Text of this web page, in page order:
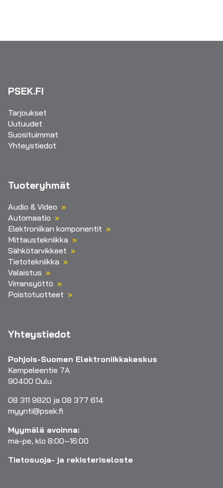
PSEK.FI
Tarjoukset
Uutuudet
Suosituimmat
Yhteystiedot
Tuoteryhmät
Audio & Video
Automaatio
Elektroniikan komponentit
Mittaustekniikka
Sähkötarvikkeet
Tietotekniikka
Valaistus
Virransyöttö
Poistotuotteet
Yhteystiedot
Pohjois-Suomen Elektroniikkakeskus
Kempeleentie 7A
90400 Oulu
08 311 9820 ja 08 377 614
myynti@psek.fi
Myymälä avoinna:
ma-pe, klo 8:00–16:00
Tietosuoja- ja rekisteriseloste